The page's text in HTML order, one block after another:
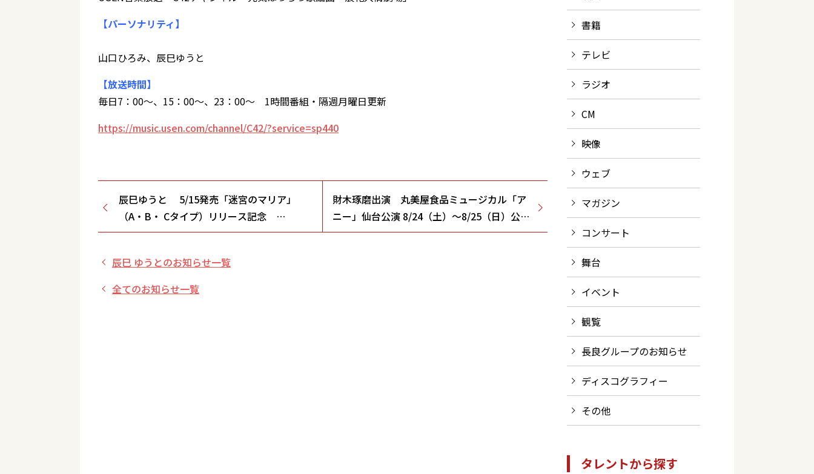
【パーソナリティ】
山口ひろみ、辰巳ゆうと
【放送時間】
毎日7：00～、15：00～、23：00～ 1時間番組・隔週月曜日更新
https://music.usen.com/channel/C42/?service=sp440
辰巳ゆうと 5/15発売「迷宮のマリア」
（A・B・ Cタイプ）リリース記念
3/27(水)インターネットサイン会 お花見ス
財木琢磨出演 丸美屋食品ミュージカル「ア
ニー」仙台公演 8/24（土）～8/25（日）公演
決定！ 4/25（木）12:00～ZAIKEY会員先行受
辰巳 ゆうとのお知らせ一覧
全てのお知らせ一覧
書籍
テレビ
ラジオ
CM
映像
ウェブ
マガジン
コンサート
舞台
イベント
観覧
長良グループのお知らせ
ディスコグラフィー
その他
タレントから探す